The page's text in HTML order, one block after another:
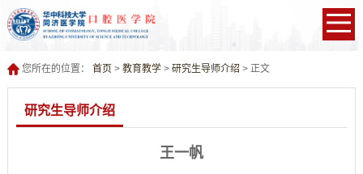
您所在的位置： 首页 > 教育教学> 研究生导师介绍 > 正文
研究生导师介绍
王一帆